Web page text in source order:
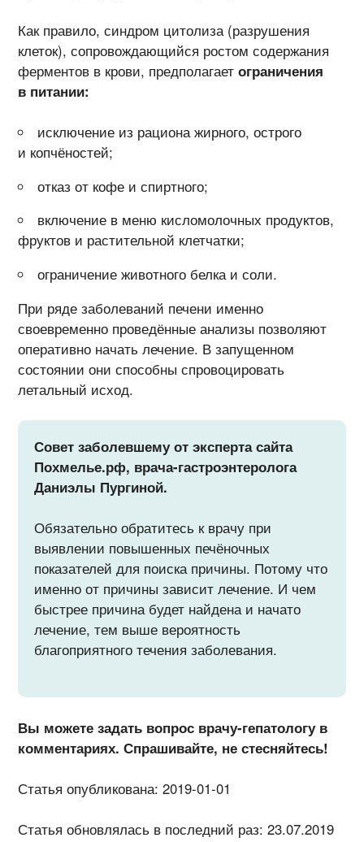
Как правило, синдром цитолиза (разрушения
клеток), сопровождающийся ростом содержания
ферментов в крови, предполагаетограничения
в питании:
исключение из рациона жирного, острого
и копчёностей;
отказ от кофе и спиртного;
включение в меню кисломолочных продуктов,
фруктов и растительной клетчатки;
ограничение животного белка и соли.
При ряде заболеваний печени именно
своевременно проведённые анализы позволяют
оперативно начать лечение. В запущенном
состоянии они способны спровоцировать
летальный исход.
Совет заболевшему от эксперта сайта
Похмелье.рф, врача-гастроэнтеролога
Даниэлы Пургиной.
Обязательно обратитесь к врачу при
выявлении повышенных печёночных
показателей для поиска причины. Потому что
именно от причины зависит лечение. И чем
быстрее причина будет найдена и начато
лечение, тем выше вероятность
благоприятного течения заболевания.
Вы можете задать вопрос врачу-гепатологу в
комментариях. Спрашивайте, не стесняйтесь!
Статья опубликована: 2019-01-01
Статья обновлялась в последний раз: 23.07.2019